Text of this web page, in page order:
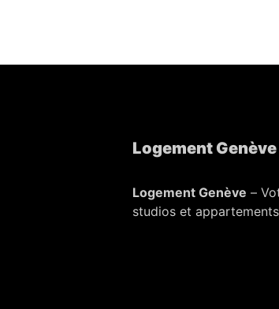
Logement Genève
Logement Genève –
studios et